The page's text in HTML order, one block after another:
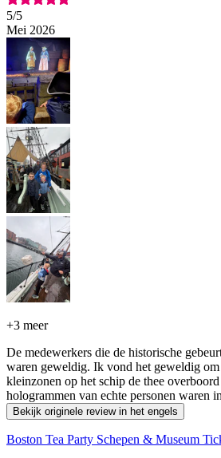
5/5
Mei 2026
+3 meer
De medewerkers die de historische
waren geweldig. Ik vond het geweldig om
kleinzonen op het schip de thee
hologrammen van echte personen waren
Bekijk originele review in het engels
Boston Tea Party Schepen & Museum